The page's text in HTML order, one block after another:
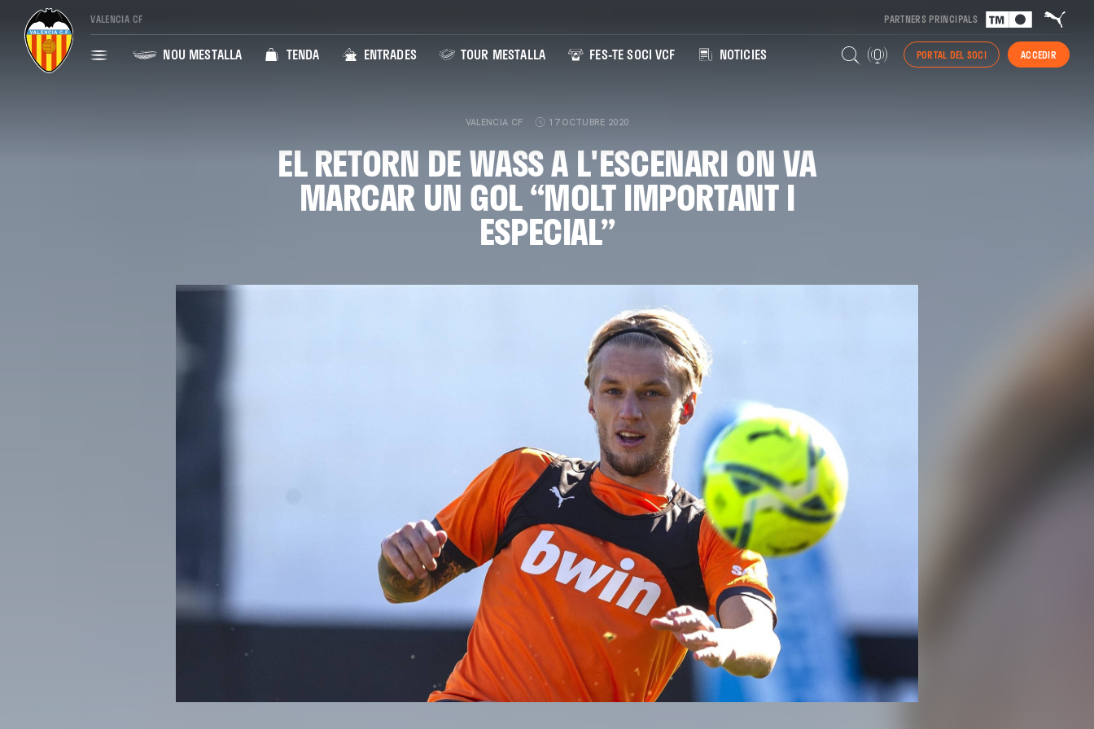
VALENCIA CF PARTNERS PRINCIPALS
NOU MESTALLA TENDA ENTRADES TOUR MESTALLA FES-TE SOCI VCF NOTICIES PORTAL DEL SOCI ACCEDIR
VALENCIA CF 17 OCTUBRE 2020
EL RETORN DE WASS A L'ESCENARI ON VA
MARCAR UN GOL “MOLT IMPORTANT I
ESPECIAL”